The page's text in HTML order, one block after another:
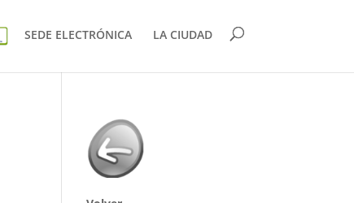
SEDE ELECTRÓNICA LA CIUDAD